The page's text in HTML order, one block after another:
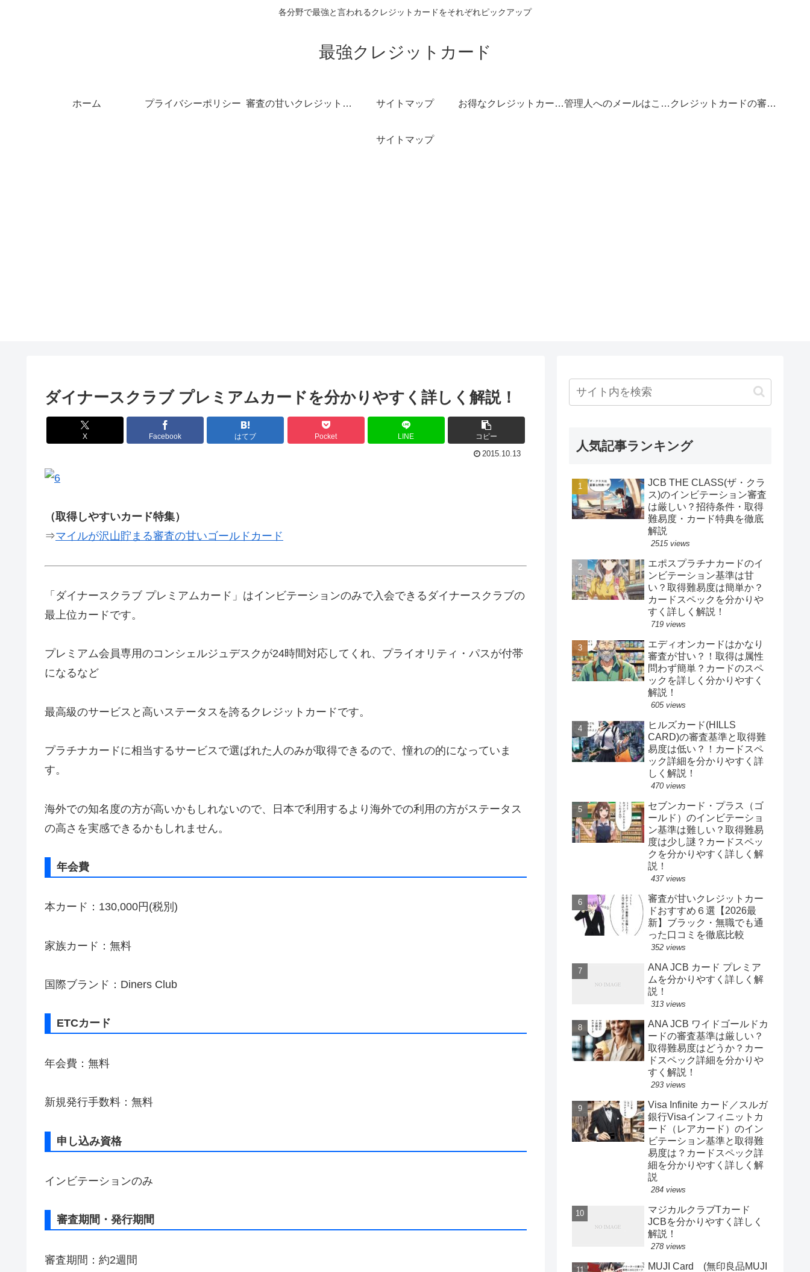
各分野で最強と言われるクレジットカードをそれぞれピックアップ
最強クレジットカード
ホーム プライバシーポリシー 審査の甘いクレジットカード サイトマップ お得なクレジットカードの選び方 管理人へのメールはこちら クレジットカードの審査基準
サイトマップ
ダイナースクラブ プレミアムカードを分かりやすく詳しく解説！
X Facebook はてブ Pocket LINE コピー
2015.10.13
（取得しやすいカード特集）
⇒マイルが沢山貯まる審査の甘いゴールドカード
「ダイナースクラブ プレミアムカード」はインビテーションのみで入会できるダイナースクラブの
最上位カードです。
プレミアム会員専用のコンシェルジュデスクが24時間対応してくれ、プライオリティ・パスが付帯
になるなど
最高級のサービスと高いステータスを誇るクレジットカードです。
プラチナカードに相当するサービスで選ばれた人のみが取得できるので、憧れの的になっていま
す。
海外での知名度の方が高いかもしれないので、日本で利用するより海外での利用の方がステータス
の高さを実感できるかもしれません。
年会費
本カード：130,000円(税別)
家族カード：無料
国際ブランド：Diners Club
ETCカード
年会費：無料
新規発行手数料：無料
申し込み資格
インビテーションのみ
審査期間・発行期間
審査期間：約2週間
人気記事ランキング
JCB THE CLASS(ザ・クラ
ス)のインビテーション審査
は厳しい？招待条件・取得
難易度・カード特典を徹底
解説
2515 views
エポスプラチナカードのイ
ンビテーション基準は甘
い？取得難易度は簡単か？
カードスペックを分かりや
すく詳しく解説！
719 views
エディオンカードはかなり
審査が甘い？！取得は属性
問わず簡単？カードのスペ
ックを詳しく分かりやすく
解説！
605 views
ヒルズカード(HILLS
CARD)の審査基準と取得難
易度は低い？！カードスペ
ック詳細を分かりやすく詳
しく解説！
470 views
セブンカード・プラス（ゴ
ールド）のインビテーショ
ン基準は難しい？取得難易
度は少し謎？カードスペッ
クを分かりやすく詳しく解
説！
437 views
審査が甘いクレジットカー
ドおすすめ６選【2026最
新】ブラック・無職でも通
った口コミを徹底比較
352 views
ANA JCB カード プレミア
ムを分かりやすく詳しく解
説！
313 views
ANA JCB ワイドゴールドカ
ードの審査基準は厳しい？
取得難易度はどうか？カー
ドスペック詳細を分かりや
すく解説！
293 views
Visa Infinite カード／スルガ
銀行Visaインフィニットカ
ード（レアカード）のイン
ビテーション基準と取得難
易度は？カードスペック詳
細を分かりやすく詳しく解
説
284 views
マジカルクラブTカード
JCBを分かりやすく詳しく
解説！
278 views
MUJI Card (無印良品MUJI